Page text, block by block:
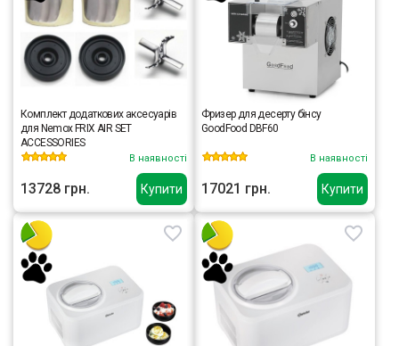
Купити
Комплект додаткових аксесуарів
для Nemox FRIX AIR SET
ACCESSORIES
В наявності
13728 грн. Купити
Фризер для десерту бінсу
GoodFood DBF60
В наявності
17021 грн.